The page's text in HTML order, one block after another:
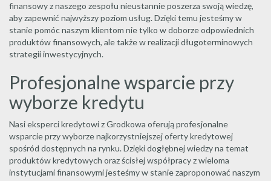
finansowy z naszego zespołu nieustannie poszerza swoją wiedzę,
aby zapewnić najwyższy poziom usług. Dzięki temu jesteśmy w
stanie pomóc naszym klientom nie tylko w doborze odpowiednich
produktów finansowych, ale także w realizacji długoterminowych
strategii inwestycyjnych.
Profesjonalne wsparcie przy
wyborze kredytu
Nasi eksperci kredytowi z Grodkowa oferują profesjonalne
wsparcie przy wyborze najkorzystniejszej oferty kredytowej
spośród dostępnych na rynku. Dzięki dogłębnej wiedzy na temat
produktów kredytowych oraz ścisłej współpracy z wieloma
instytucjami finansowymi jesteśmy w stanie zaproponować naszym